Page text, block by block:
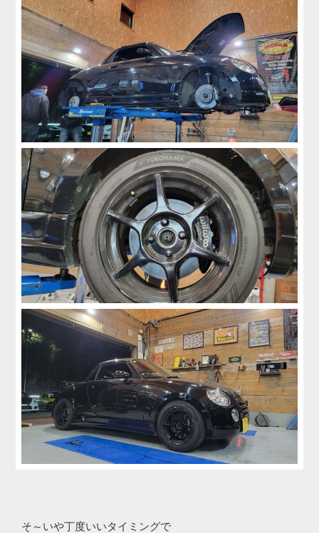
そ～いや丁度いいタイミングで